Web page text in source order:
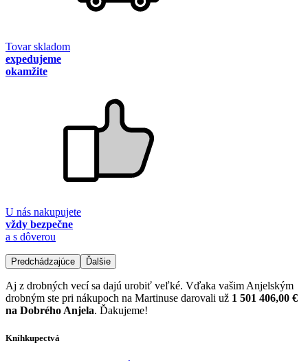
Tovar skladom
expedujeme
okamžite
U nás nakupujete
vždy bezpečne
a s dôverou
Predchádzajúce Ďalšie
Aj z drobných vecí sa dajú urobiť veľké. Vďaka vašim Anjelským
drobným ste pri nákupoch na Martinuse darovali už 1 501 406,00 €
na Dobrého Anjela. Ďakujeme!
Kníhkupectvá